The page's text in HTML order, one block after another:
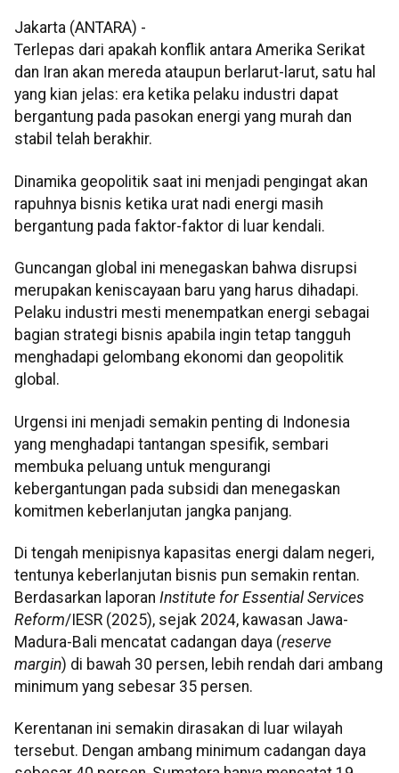
Jakarta (ANTARA) -
Terlepas dari apakah konflik antara Amerika Serikat
dan Iran akan mereda ataupun berlarut-larut, satu hal
yang kian jelas: era ketika pelaku industri dapat
bergantung pada pasokan energi yang murah dan
stabil telah berakhir.
Dinamika geopolitik saat ini menjadi pengingat akan
rapuhnya bisnis ketika urat nadi energi masih
bergantung pada faktor-faktor di luar kendali.
Guncangan global ini menegaskan bahwa disrupsi
merupakan keniscayaan baru yang harus dihadapi.
Pelaku industri mesti menempatkan energi sebagai
bagian strategi bisnis apabila ingin tetap tangguh
menghadapi gelombang ekonomi dan geopolitik
global.
Urgensi ini menjadi semakin penting di Indonesia
yang menghadapi tantangan spesifik, sembari
membuka peluang untuk mengurangi
kebergantungan pada subsidi dan menegaskan
komitmen keberlanjutan jangka panjang.
Di tengah menipisnya kapasitas energi dalam negeri,
tentunya keberlanjutan bisnis pun semakin rentan.
Berdasarkan laporan Institute for Essential Services
Reform/IESR (2025), sejak 2024, kawasan Jawa-
Madura-Bali mencatat cadangan daya (reserve
margin) di bawah 30 persen, lebih rendah dari ambang
minimum yang sebesar 35 persen.
Kerentanan ini semakin dirasakan di luar wilayah
tersebut. Dengan ambang minimum cadangan daya